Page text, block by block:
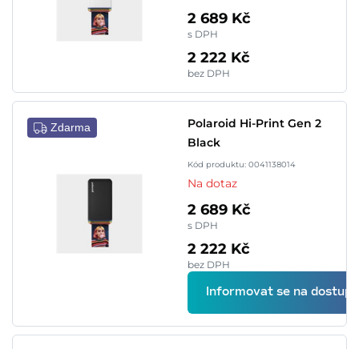
2 689 Kč
s DPH
2 222 Kč
bez DPH
Zdarma
Polaroid Hi-Print Gen 2
Black
Kód produktu: 0041138014
Na dotaz
2 689 Kč
s DPH
2 222 Kč
bez DPH
Informovat se na